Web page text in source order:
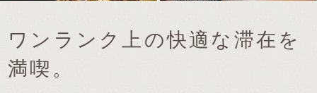
ワンランク上の快適な滞在を
満喫。